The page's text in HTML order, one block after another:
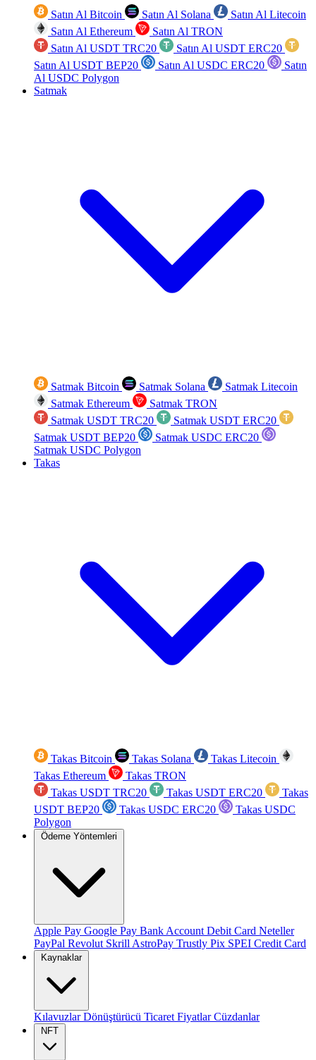
Satın Al Bitcoin Satın Al Solana
Satın Al Litecoin
Satın Al Ethereum
Satın Al TRON
Satın Al USDT TRC20
Satın Al USDT ERC20
Satın Al USDT BEP20
Satın Al USDC ERC20
Satın
Al USDC Polygon
Satmak
Satmak Bitcoin Satmak Solana
Satmak Litecoin
Satmak Ethereum
Satmak TRON
Satmak USDT TRC20
Satmak USDT ERC20
Satmak USDT BEP20
Satmak USDC ERC20
Satmak USDC Polygon
Takas
Takas Bitcoin Takas Solana
Takas Litecoin
Takas Ethereum
Takas TRON
Takas USDT TRC20
Takas USDT ERC20
Takas
USDT BEP20
Takas USDC ERC20
Takas USDC
Polygon
Ödeme Yöntemleri
Apple Pay Google Pay Bank Account Debit Card Neteller
PayPal Revolut Skrill AstroPay Trustly Pix SPEI Credit Card
Kaynaklar
KılavuzlarDönüştürücü Ticaret FiyatlarCüzdanlar
NFT